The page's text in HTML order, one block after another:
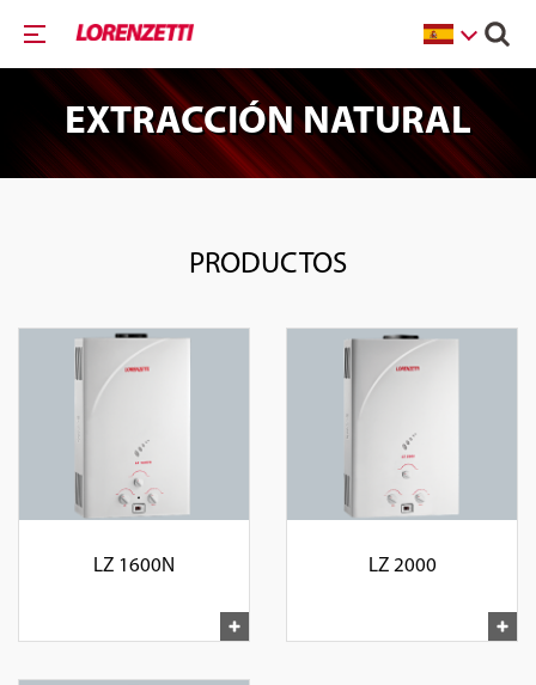
EXTRACCIÓN NATURAL
PRODUCTOS
LZ 1600N LZ 2000